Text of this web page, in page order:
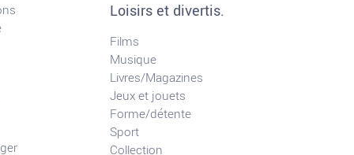
Loisirs et divertis.
Films
Musique
Livres/Magazines
Jeux et jouets
Forme/détente
Sport
Collection